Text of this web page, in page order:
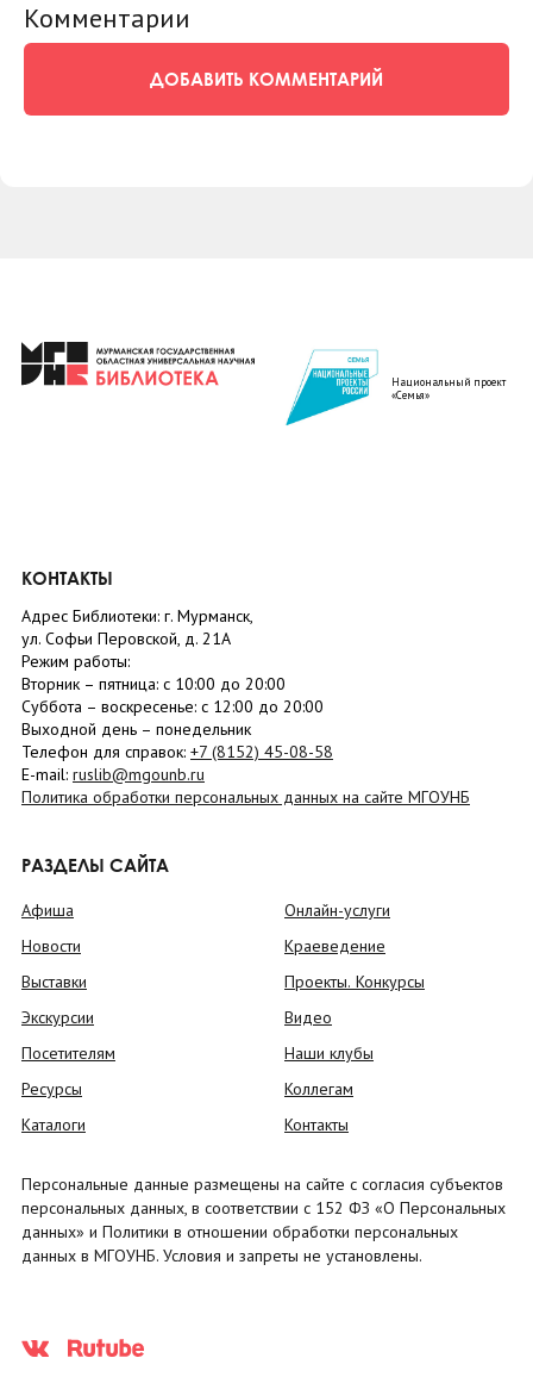
Комментарии
ДОБАВИТЬ КОММЕНТАРИЙ
Национальный проект
«Семья»
КОНТАКТЫ
Адрес Библиотеки: г. Мурманск,
ул. Софьи Перовской, д. 21А
Режим работы:
Вторник – пятница: с 10:00 до 20:00
Суббота – воскресенье: c 12:00 до 20:00
Выходной день – понедельник
Телефон для справок: +7 (8152) 45-08-58
E-mail: ruslib@mgounb.ru
Политика обработки персональных данных на сайте МГОУНБ
РАЗДЕЛЫ САЙТА
Афиша
Новости
Выставки
Экскурсии
Посетителям
Ресурсы
Каталоги
Онлайн-услуги
Краеведение
Проекты. Конкурсы
Видео
Наши клубы
Коллегам
Контакты
Персональные данные размещены на сайте с согласия субъектов
персональных данных, в соответствии с 152 ФЗ «О Персональных
данных» и Политики в отношении обработки персональных
данных в МГОУНБ. Условия и запреты не установлены.